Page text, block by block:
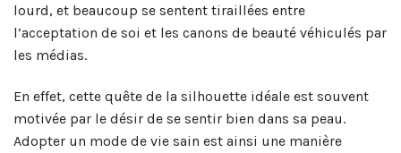
lourd, et beaucoup se sentent tiraillées entre
l’acceptation de soi et les canons de beauté véhiculés par
les médias.
En effet, cette quête de la silhouette idéale est souvent
motivée par le désir de se sentir bien dans sa peau.
Adopter un mode de vie sain est ainsi une manière